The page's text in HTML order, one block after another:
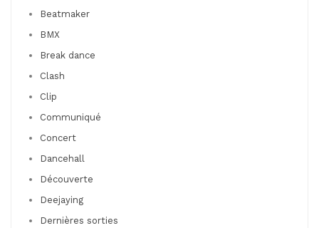
Beatmaker
BMX
Break dance
Clash
Clip
Communiqué
Concert
Dancehall
Découverte
Deejaying
Dernières sorties